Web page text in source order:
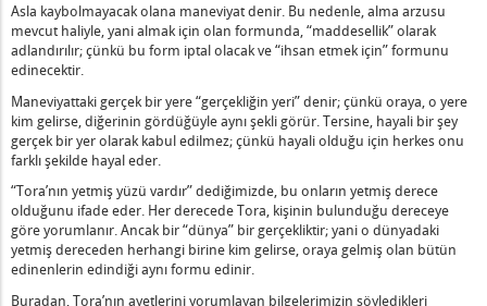
Yaradan'ın Huzurunda İlga Ederken Hissettiği Ağırlığın
Uyanıştır ve Neden Aşağıdan Gelen Bir Uyanışa İhtiyacımız
Nedir?
Doğa Haline Gelir” Nedir?
Ahra'nın Gölgesi Arasındaki Fark Nedir?
Aklını Geliştiren Üç Şey Nedir?
Nedir?
Asla kaybolmayacak olana maneviyat denir. Bu nedenle, alma arzusu
mevcut haliyle, yani almak için olan formunda, “maddesellik” olarak
adlandırılır; çünkü bu form iptal olacak ve “ihsan etmek için” formunu
edinecektir.
Maneviyattaki gerçek bir yere “gerçekliğin yeri” denir; çünkü oraya, o yere
kim gelirse, diğerinin gördüğüyle aynı şekli görür. Tersine, hayali bir şey
gerçek bir yer olarak kabul edilmez; çünkü hayali olduğu için herkes onu
farklı şekilde hayal eder.
“Tora’nın yetmiş yüzü vardır” dediğimizde, bu onların yetmiş derece
olduğunu ifade eder. Her derecede Tora, kişinin bulunduğu dereceye
göre yorumlanır. Ancak bir “dünya” bir gerçekliktir; yani o dünyadaki
yetmiş dereceden herhangi birine kim gelirse, oraya gelmiş olan bütün
edinenlerin edindiği aynı formu edinir.
Buradan, Tora’nın ayetlerini yorumlayan bilgelerimizin söyledikleri